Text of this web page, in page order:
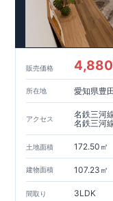
販売価格 4,880
所在地 愛知県豊
アクセス
名鉄三河
名鉄三河
土地面積 172.50㎡
建物面積 107.23㎡
間取り 3LDK